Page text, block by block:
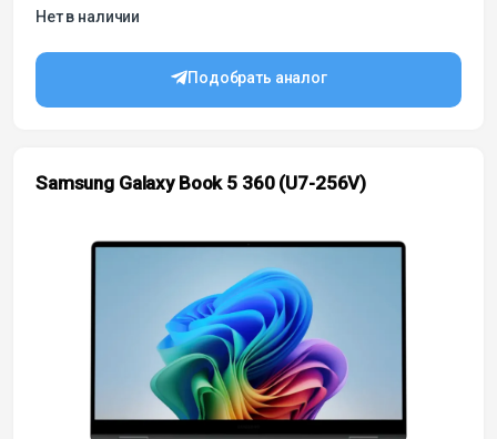
Нет в наличии
Подобрать аналог
Samsung Galaxy Book 5 360 (U7-256V)